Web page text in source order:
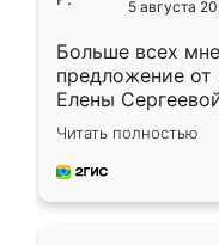
5 августа
Больше всех
предложение от
Елены
короткие сроки
для замера
предложил по
Читать полностью